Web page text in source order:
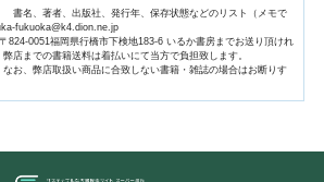
書名、著者、出版社、発行年、保存状態などのリスト（メモで
fukuoka@k4.dion.ne.jp
824-0051福岡県行橋市下検地183-6 いるか書房までお送り頂けれ
店までの書籍送料は着払いにて当方で負担致します。
お、弊店取扱い商品に合致しない書籍・雑誌の場合はお断りす